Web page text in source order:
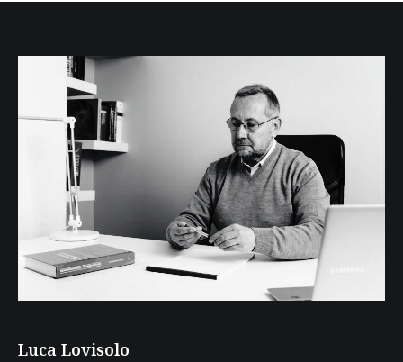
Luca Lovisolo